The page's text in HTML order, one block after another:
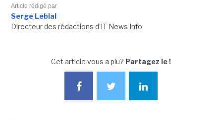
Article rédigé par
Serge Leblal
Directeur des rédactions d'IT News Info
Cet article vous a plu? Partagez le !